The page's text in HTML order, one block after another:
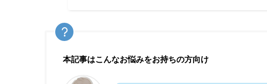
本記事はこんなお悩みをお持ちの方向け